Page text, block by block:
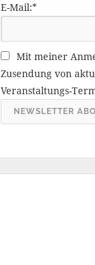
e
r
c
h
i
E-Mail:*
Mit meiner
Zusendung von
Veranstaltungs-